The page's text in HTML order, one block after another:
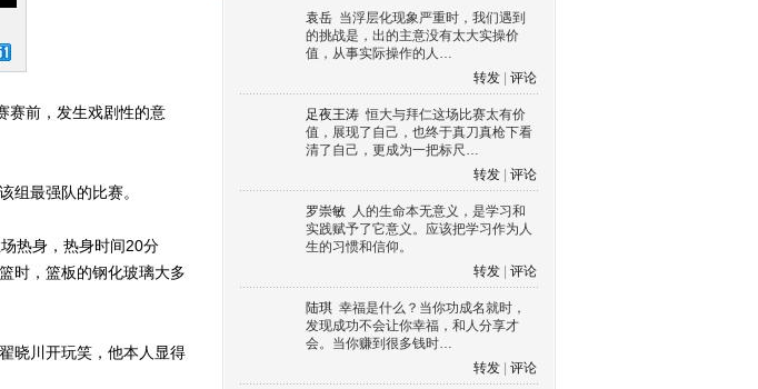
前，发生戏剧性的意
最强队的比赛。
热身，热身时间20分
时，篮板的钢化玻璃大多
晓川开玩笑，他本人显得
袁岳 当浮层化现象严重时，我们遇到
的挑战是，出的主意没有太大实操价
值，从事实际操作的人…
转发
评论
足夜王涛 恒大与拜仁这场比赛太有价
值，展现了自己，也终于真刀真枪下看
清了自己，更成为一把标尺…
转发
评论
罗崇敏 人的生命本无意义，是学习和
实践赋予了它意义。应该把学习作为人
生的习惯和信仰。
转发
评论
陆琪 幸福是什么？当你功成名就时，
发现成功不会让你幸福，和人分享才
会。当你赚到很多钱时…
转发
评论